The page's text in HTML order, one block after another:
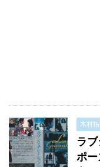
木村
ラ
ポー